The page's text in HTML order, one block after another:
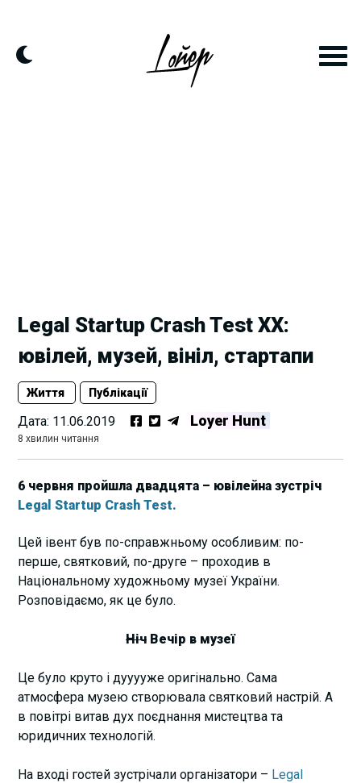
content
Legal Startup Crash Test XX:
ювілей, музей, вініл, стартапи
Життя Публікації
Дата: 11.06.2019 Loyer Hunt
8 хвилин читання
6 червня пройшла двадцята – ювілейна зустріч
Legal Startup Crash Test.
Цей івент був по-справжньому особливим: по-
перше, святковий, по-друге – проходив в
Національному художньому музеї України.
Розповідаємо, як це було.
Ніч Вечір в музеї
Це було круто і дууууже оригінально. Сама
атмосфера музею створювала святковий настрій. А
в повітрі витав дух поєднання мистецтва та
юридичних технологій.
На вході гостей зустрічали організатори – Legal